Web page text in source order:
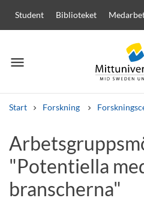
Student Biblioteket
menu
Meny
Start Forskning
Andra söktjänster
Kurser och program
"Potentiella
branscherna"